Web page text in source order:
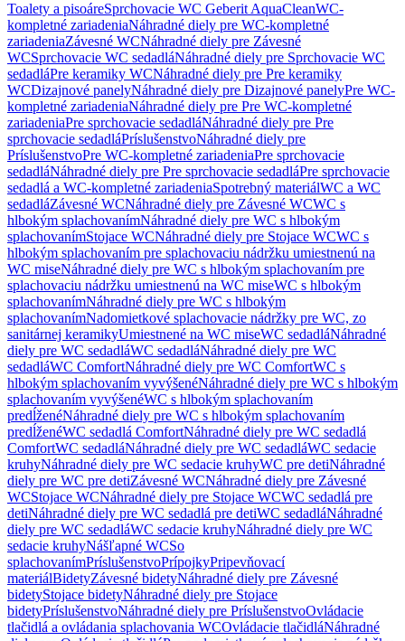
Toalety a pisoáreSprchovacie WC Geberit AquaCleanWC-
kompletné zariadeniaNáhradné diely pre WC-kompletné
zariadeniaZávesné WCNáhradné diely pre Závesné
WCSprchovacie WC sedadláNáhradné diely pre Sprchovacie WC
sedadláPre keramiky WCNáhradné diely pre Pre keramiky
WCDizajnové panelyNáhradné diely pre Dizajnové panelyPre WC-
kompletné zariadeniaNáhradné diely pre Pre WC-kompletné
zariadeniaPre sprchovacie sedadláNáhradné diely pre Pre
sprchovacie sedadláPríslušenstvoNáhradné diely pre
PríslušenstvoPre WC-kompletné zariadeniaPre sprchovacie
sedadláNáhradné diely pre Pre sprchovacie sedadláPre sprchovacie
sedadlá a WC-kompletné zariadeniaSpotrebný materiálWC a WC
sedadláZávesné WCNáhradné diely pre Závesné WCWC s
hlbokým splachovanímNáhradné diely pre WC s hlbokým
splachovanímStojace WCNáhradné diely pre Stojace WCWC s
hlbokým splachovaním pre splachovaciu nádržku umiestnenú na
WC miseNáhradné diely pre WC s hlbokým splachovaním pre
splachovaciu nádržku umiestnenú na WC miseWC s hlbokým
splachovanímNáhradné diely pre WC s hlbokým
splachovanímNadomietkové splachovacie nádržky pre WC, zo
sanitárnej keramikyUmiestnené na WC miseWC sedadláNáhradné
diely pre WC sedadláWC sedadláNáhradné diely pre WC
sedadláWC ComfortNáhradné diely pre WC ComfortWC s
hlbokým splachovaním vyvýšenéNáhradné diely pre WC s hlbokým
splachovaním vyvýšenéWC s hlbokým splachovaním
predĺženéNáhradné diely pre WC s hlbokým splachovaním
predĺženéWC sedadlá ComfortNáhradné diely pre WC sedadlá
ComfortWC sedadláNáhradné diely pre WC sedadláWC sedacie
kruhyNáhradné diely pre WC sedacie kruhyWC pre detiNáhradné
diely pre WC pre detiZávesné WCNáhradné diely pre Závesné
WCStojace WCNáhradné diely pre Stojace WCWC sedadlá pre
detiNáhradné diely pre WC sedadlá pre detiWC sedadláNáhradné
diely pre WC sedadláWC sedacie kruhyNáhradné diely pre WC
sedacie kruhyNášľapné WCSo
splachovanímPríslušenstvoPrípojkyPripevňovací
materiálBidetyZávesné bidetyNáhradné diely pre Závesné
bidetyStojace bidetyNáhradné diely pre Stojace
bidetyPríslušenstvoNáhradné diely pre PríslušenstvoOvládacie
tlačidlá a ovládania splachovania WCOvládacie tlačidláNáhradné